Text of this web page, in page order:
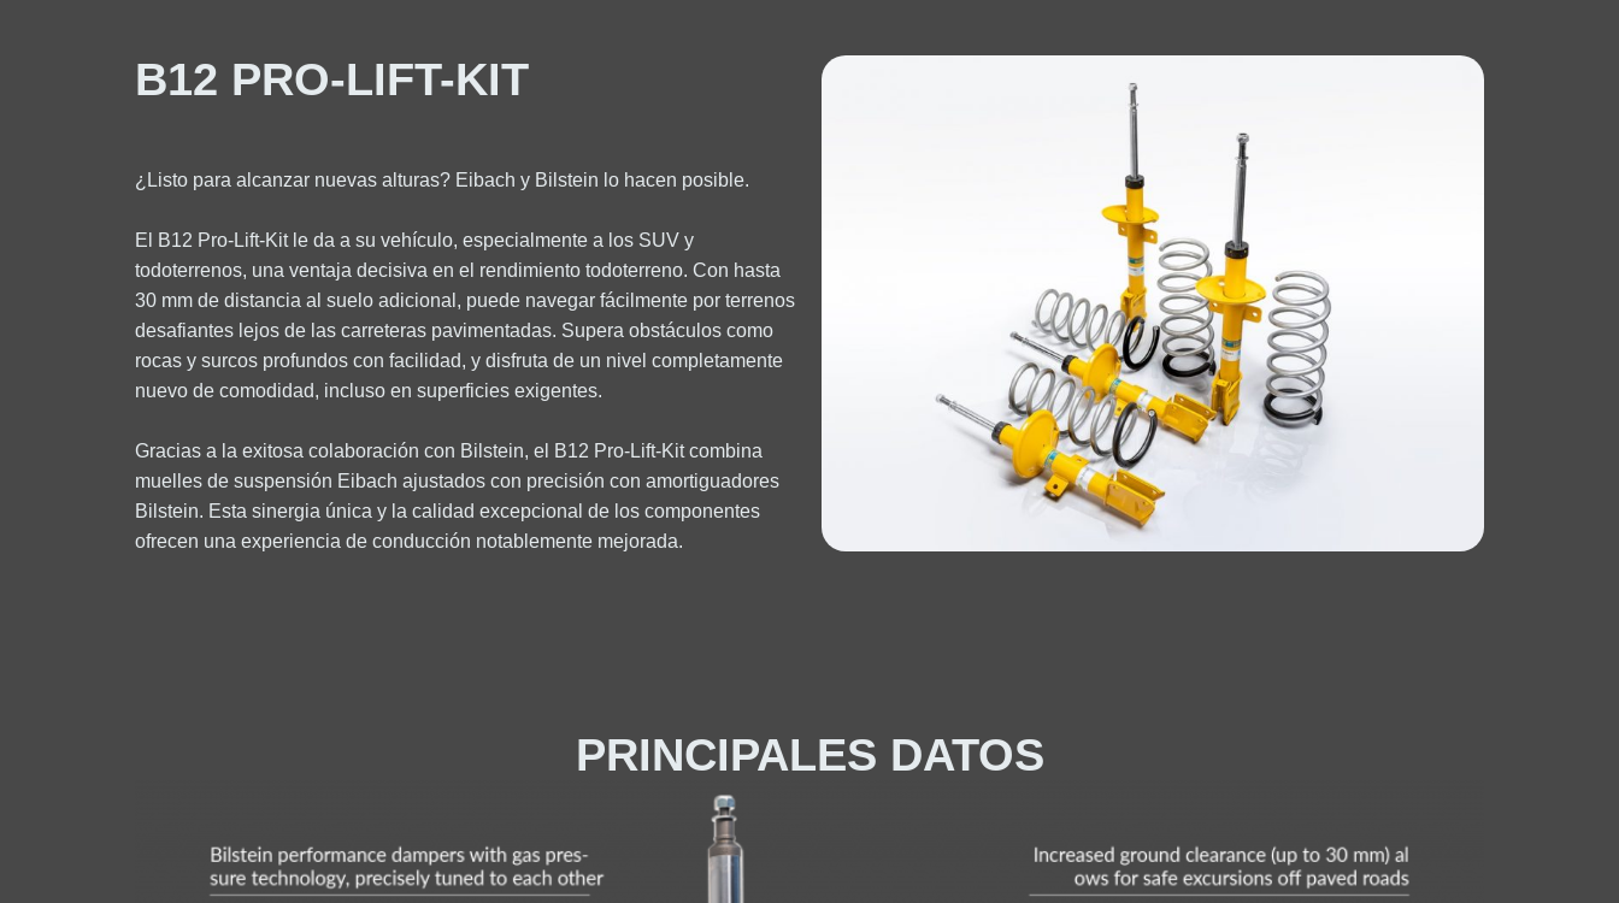
B12 PRO-LIFT-KIT
¿Listo para alcanzar nuevas alturas? Eibach y Bilstein lo hacen posible.
El B12 Pro-Lift-Kit le da a su vehículo, especialmente a los SUV y
todoterrenos, una ventaja decisiva en el rendimiento todoterreno. Con hasta
30 mm de distancia al suelo adicional, puede navegar fácilmente por terrenos
desafiantes lejos de las carreteras pavimentadas. Supera obstáculos como
rocas y surcos profundos con facilidad, y disfruta de un nivel completamente
nuevo de comodidad, incluso en superficies exigentes.
Gracias a la exitosa colaboración con Bilstein, el B12 Pro-Lift-Kit combina
muelles de suspensión Eibach ajustados con precisión con amortiguadores
Bilstein. Esta sinergia única y la calidad excepcional de los componentes
ofrecen una experiencia de conducción notablemente mejorada.
PRINCIPALES DATOS